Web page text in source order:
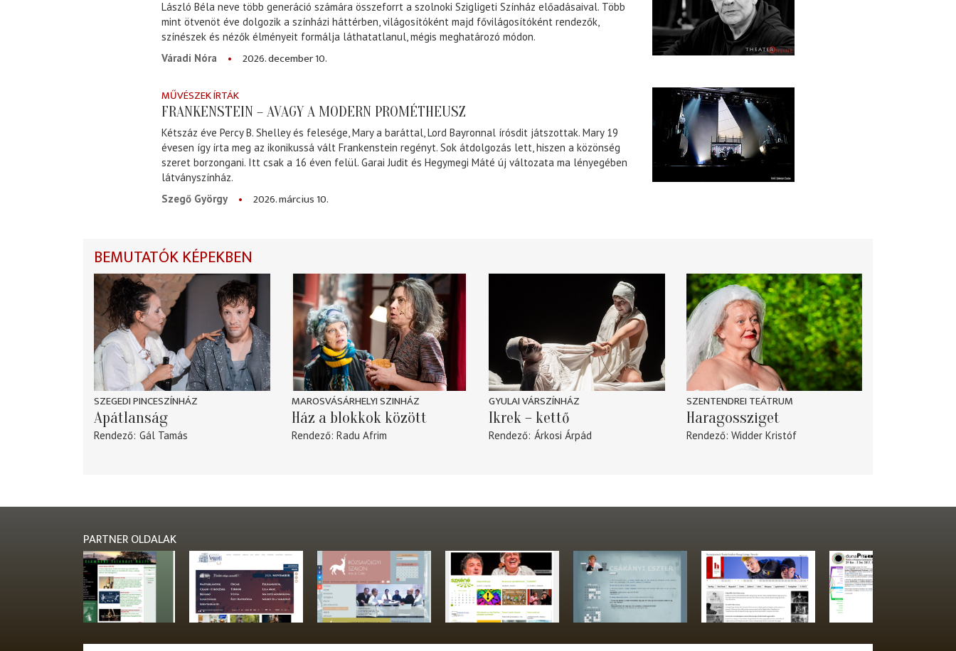
László Béla neve több generáció számára összeforrt a szolnoki Szigligeti Színház előadásaival. Több
mint ötvenöt éve dolgozik a színházi háttérben, világosítóként majd fővilágosítóként rendezők,
színészek és nézők élményeit formálja láthatatlanul, mégis meghatározó módon.
Váradi Nóra
2026. december 10.
MŰVÉSZEK ÍRTÁK
FRANKENSTEIN – AVAGY A MODERN PROMÉTHEUSZ
Kétszáz éve Percy B. Shelley és felesége, Mary a baráttal, Lord Bayronnal írósdit játszottak. Mary 19
évesen így írta meg az ikonikussá vált Frankenstein regényt. Sok átdolgozás lett, hiszen a közönség
szeret borzongani. Itt csak a 16 éven felül. Garai Judit és Hegymegi Máté új változata ma lényegében
látványszínház.
Szegő György
2026. március 10.
BEMUTATÓK KÉPEKBEN
SZEGEDI PINCESZÍNHÁZ
Apátlanság
Rendező Gál Tamás
MAROSVÁSÁRHELYI SZINHÁZ
Ház a blokkok között
Rendező Radu Afrim
GYULAI VÁRSZÍNHÁZ
Ikrek – kettő
Rendező Árkosi Árpád
SZENTENDREI TEÁTRUM
Haragossziget
Rendező Widder Kristóf
PARTNER OLDALAK